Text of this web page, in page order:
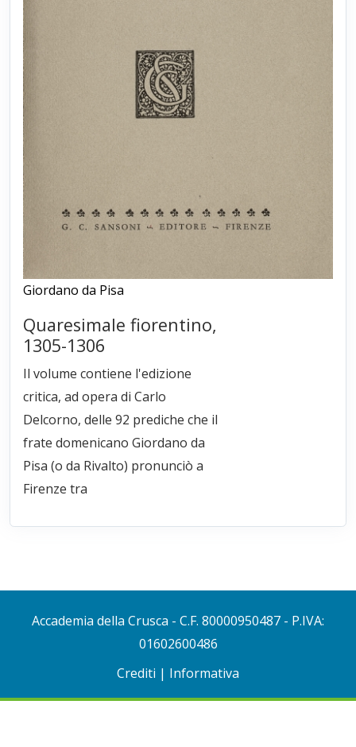
Giordano da Pisa
Quaresimale fiorentino,
1305-1306
Il volume contiene l'edizione
critica, ad opera di Carlo
Delcorno, delle 92 prediche che il
frate domenicano Giordano da
Pisa (o da Rivalto) pronunciò a
Firenze tra
Accademia della Crusca - C.F. 80000950487 - P.IVA:
01602600486
Crediti | Informativa